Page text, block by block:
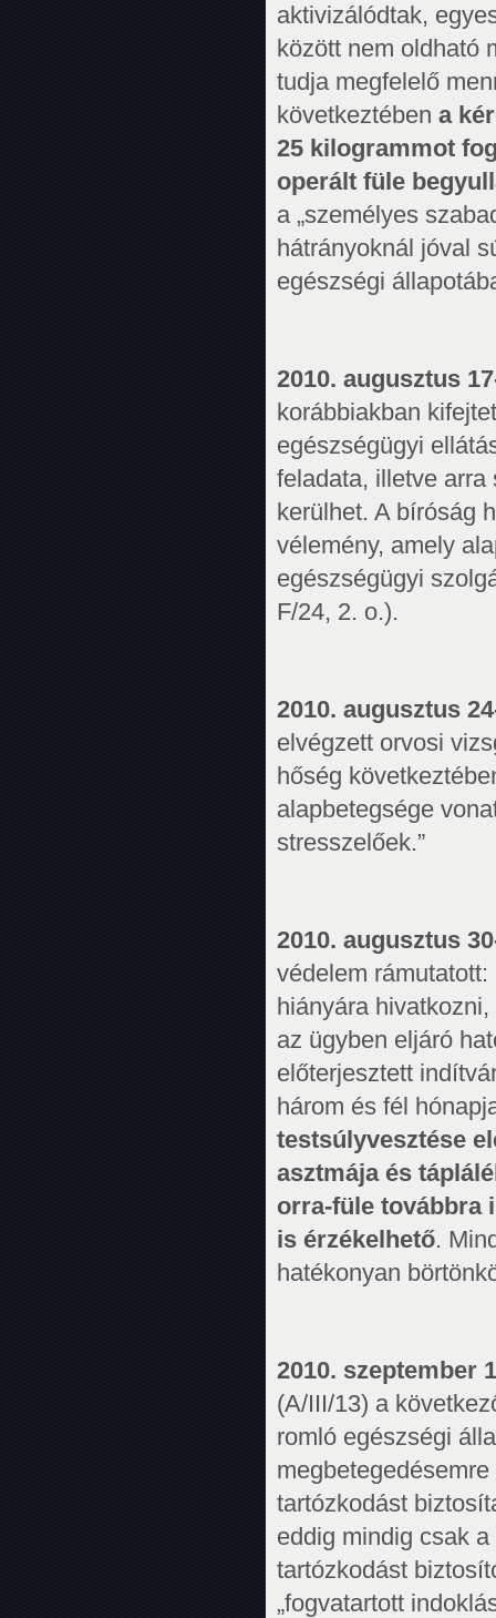
aktivizálódtak,
között nem oldható
tudja megfelelő
következtében a
25 kilogrammot
operált füle
a „személyes
hátrányoknál jóval
egészségi
2010. augusztus
korábbiakban
egészségügyi
feladata, illetve arra
kerülhet. A bíróság
vélemény, amely
egészségügyi
F/24, 2. o.).
2010. augusztus
elvégzett orvosi
hőség
alapbetegsége
stresszelőek.”
2010. augusztus
védelem
hiányára
az ügyben eljáró
előterjesztett
három és fél
testsúlyvesztése
asztmája és
orra-füle továbbra
is érzékelhető.
hatékonyan
2010. szeptember
(A/III/13) a
romló egészségi
tartózkodást
eddig mindig csak
tartózkodást
„fogvatartott